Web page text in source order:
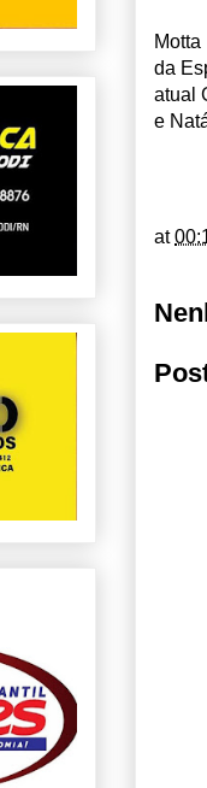
da
atual
e
at